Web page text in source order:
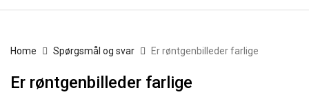
Home Spørgsmål og svar Er røntgenbilleder farlige
Er røntgenbilleder farlige